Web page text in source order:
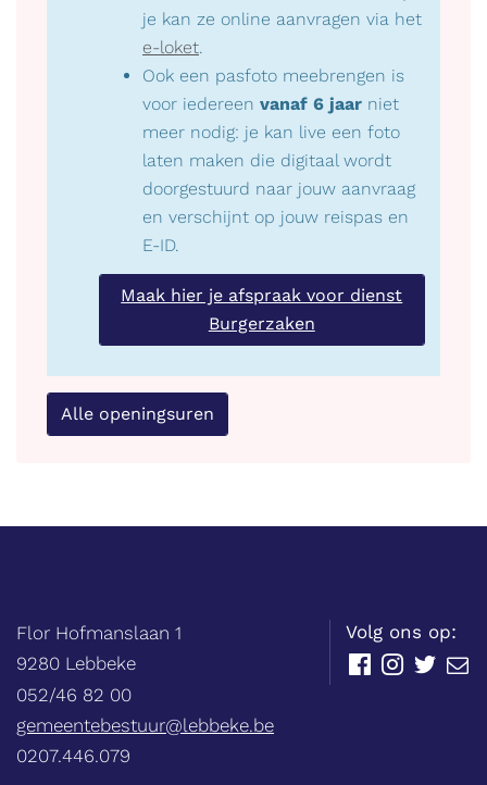
je kan ze online aanvragen via het
e-loket.
Ook een pasfoto meebrengen is
voor iedereen vanaf 6 jaar niet
meer nodig: je kan live een foto
laten maken die digitaal wordt
doorgestuurd naar jouw aanvraag
en verschijnt op jouw reispas en
E-ID.
Maak hier je afspraak voor dienst
Burgerzaken
Alle openingsuren
Balie
Adres
Flor Hofmanslaan 1
,9280 Lebbeke
052/46 82 00
E-
mail
gemeentebestuur@lebbeke.be
Ondernemingsnummer
0207.446.079
Volg ons op:
FacebookInstagram
Twitter
E-